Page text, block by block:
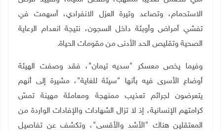
الاستحمام، وتصاعد وتيرة العزل الانفرادي، أسهمت في
تفشي أمراض وأوبئة داخل السجون، نتيجة انعدام الرعاية
الصحية وتقليص الحد الأدنى من مقومات الحياة.
وفيما يخص معسكر "سديه تيمان"، فقد وصفت الهيئة
أوضاع الأسرى فيه بأنها "سيئة للغاية"، مشيرة إلى أنهم
يتعرضون لجرائم تعذيب ممنهجة ومعاملة مهينة تمسّ
كرامتهم الإنسانية، إذ لا تزال الشهادات والإفادات الواردة من
المعتقلين هناك "الأشد والأقسى"، وتكشف عن تفاصيل